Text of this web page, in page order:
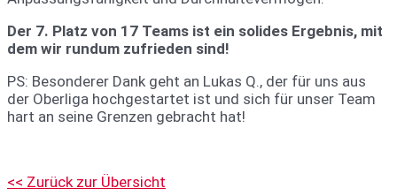
Der 7. Platz von 17 Teams ist ein solides Ergebnis, mit
dem wir rundum zufrieden sind!
PS: Besonderer Dank geht an Lukas Q., der für uns aus
der Oberliga hochgestartet ist und sich für unser Team
hart an seine Grenzen gebracht hat!
<< Zurück zur Übersicht